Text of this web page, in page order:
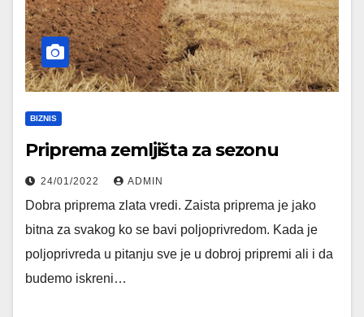
BIZNIS
Priprema zemljišta za sezonu
24/01/2022 ADMIN
Dobra priprema zlata vredi. Zaista priprema je jako
bitna za svakog ko se bavi poljoprivredom. Kada je
poljoprivreda u pitanju sve je u dobroj pripremi ali i da
budemo iskreni…